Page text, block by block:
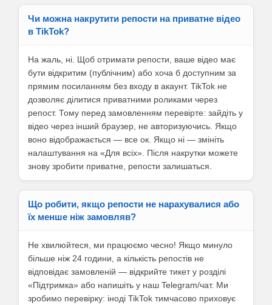
Чи можна накрутити репости на приватне відео
в TikTok?
На жаль, ні. Щоб отримати репости, ваше відео має
бути відкритим (публічним) або хоча б доступним за
прямим посиланням без входу в акаунт. TikTok не
дозволяє ділитися приватними роликами через
репост. Тому перед замовленням перевірте: зайдіть у
відео через інший браузер, не авторизуючись. Якщо
воно відображається — все ок. Якщо ні — змініть
налаштування на «Для всіх». Після накрутки можете
знову зробити приватне, репости залишаться.
Що робити, якщо репости не нарахувалися або
їх менше ніж замовляв?
Не хвилюйтеся, ми працюємо чесно! Якщо минуло
більше ніж 24 години, а кількість репостів не
відповідає замовленій — відкрийте тикет у розділі
«Підтримка» або напишіть у наш Telegram/чат. Ми
зробимо перевірку: іноді TikTok тимчасово приховує